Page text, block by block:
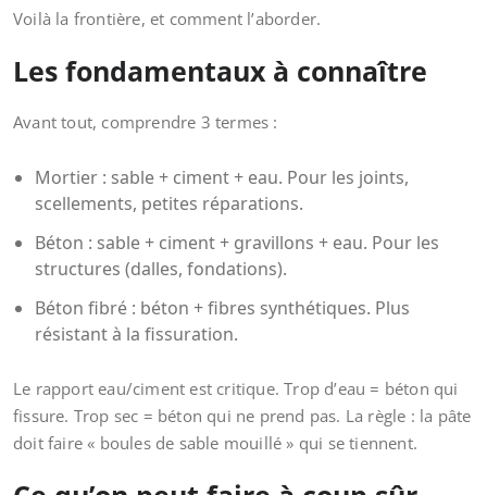
Voilà la frontière, et comment l’aborder.
Les fondamentaux à connaître
Avant tout, comprendre 3 termes :
Mortier : sable + ciment + eau. Pour les joints,
scellements, petites réparations.
Béton : sable + ciment + gravillons + eau. Pour les
structures (dalles, fondations).
Béton fibré : béton + fibres synthétiques. Plus
résistant à la fissuration.
Le rapport eau/ciment est critique. Trop d’eau = béton qui
fissure. Trop sec = béton qui ne prend pas. La règle : la pâte
doit faire « boules de sable mouillé » qui se tiennent.